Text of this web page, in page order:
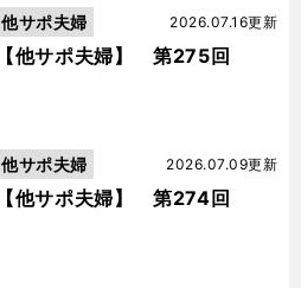
【他サポ夫婦】 第275回
2026.07.16更新
他サポ夫婦
【他サポ夫婦】 第274回
2026.07.09更新
他サポ夫婦